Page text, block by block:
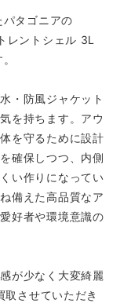
タゴニアの
レントシェル 3L
・防風ジャケット
を持ちます。アウ
を守るために設計
確保しつつ、内側
い作りになってい
備えた高品質なア
好者や環境意識の
が少なく大変綺麗
取させていただき